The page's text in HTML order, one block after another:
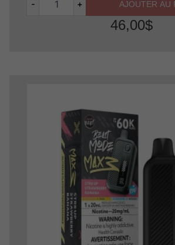
- + AJOUTER AU
46,00$